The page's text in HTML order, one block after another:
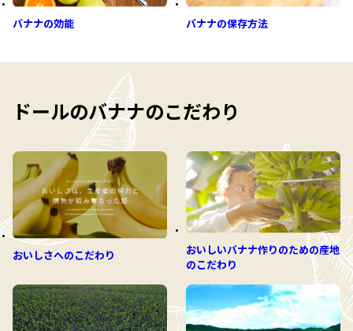
バナナの効能 バナナの保存方法
ドールのバナナのこだわり
おいしさへのこだわり
おいしいバナナ作りのための産地
のこだわり